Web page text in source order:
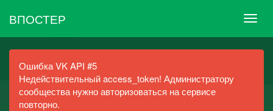
ВПОСТЕР
Ошибка VK API #5
Недействительный access_token! Администратору
сообщества нужно авторизоваться на сервисе
повторно.